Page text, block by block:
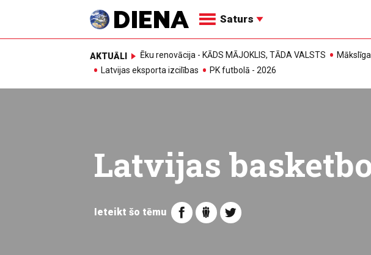
Saturs
AKTUĀLI Ēku renovācija - KĀDS MĀJOKLIS, TĀDA VALSTS
Latvijas eksporta izcilības
PK futbolā - 2026
Latvijas
Ieteikt šo tēmu